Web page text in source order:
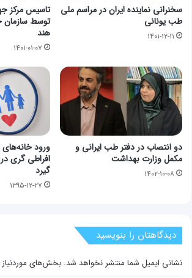
سخنرانی نماینده ایران در مراسم ملی
طب یونانی
۱۴۰۱-۱۲-۱۱
تاسیس مرکز
توسط سازمان
هند
۱۴۰۱-۰۱-۰۷
دو انتصاب در دفتر طب ایرانی و
مکمل وزارت بهداشت
۱۴۰۲-۱۰-۰۸
ورود
افراطی گری
گیرد
۱۳۹۵-۱۲-۲۷
دیدگاهتان را بنویسید
نشانی ایمیل شما منتشر نخواهد شد. بخش‌های